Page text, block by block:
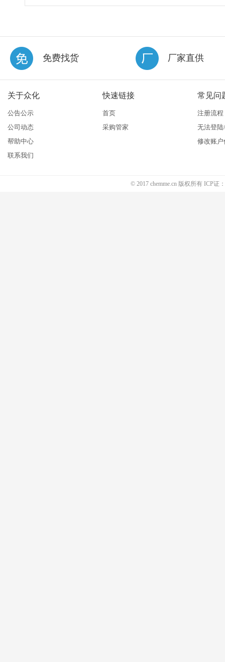
免费找货 厂家直供
关于众化
公告公示
公司动态
帮助中心
联系我们
快速链接
首页
采购管家
常见问
注册流程
无法登
修改账户
© 2017 chemme.cn 版权所有 ICP证：